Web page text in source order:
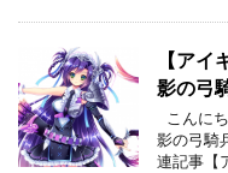
【アイ
影の弓
こんに
影の弓騎
連記事【